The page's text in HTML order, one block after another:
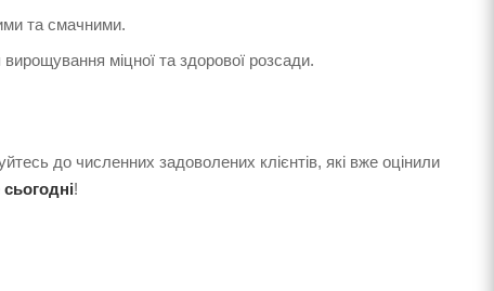
та смачними.
міцної та здорової розсади.
до численних задоволених клієнтів, які вже оцінили
!